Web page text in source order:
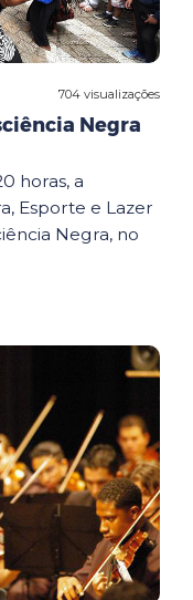
704 visualizações
Negra
horas, a
Esporte e Lazer
Negra, no